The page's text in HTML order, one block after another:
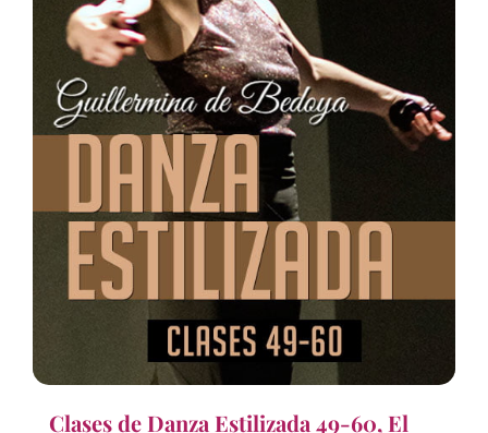
Clases de Danza Estilizada 49-60, El